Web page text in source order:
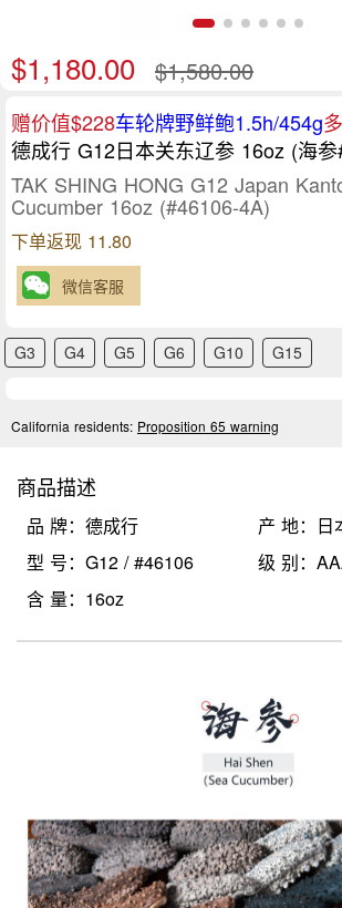
$1,180.00 $1,580.00
赠价值$228车轮牌野鲜鲍1.5h/454g
德成行 G12日本关东辽参 16oz (海
TAK SHING HONG G12 Japan
Cucumber 16oz (#46106-4A)
下单返现 11.80
微信客服
G3 G4 G5 G6 G10 G15
California residents: Proposition 65 warning
商品描述
品 牌：德成行
产 地：日
型 号：G12 / #46106
级 别：
含 量：16oz